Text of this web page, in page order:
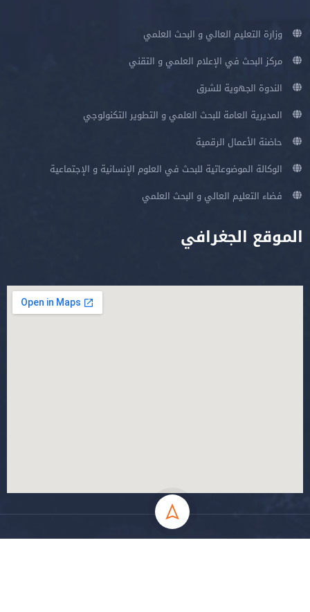
وزارة التعليم العالي و البحث العلمي
مركز البحث في الإعلام العلمي و التقني
الندوة الجهوية للشرق
المديرية العامة للبحث العلمي و التطوير التكنولوجي
حاضنة الأعمال الرقمية
الوكالة الموضوعاتية للبحث في العلوم الإنسانية و الإجتماعية
فضاء التعليم العالي و البحث العلمي
الموقع الجغرافي
جميع الحقوق محفوظة جامعة المسيلة - 2024